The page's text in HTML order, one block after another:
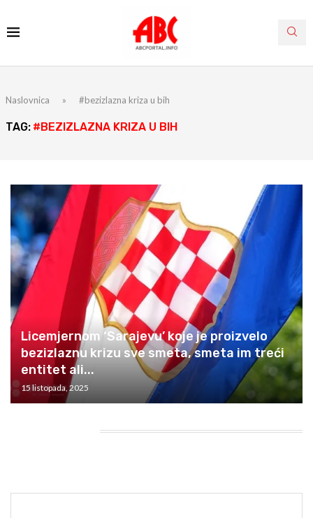
Naslovnica » #bezizlazna kriza u bih
TAG: #BEZIZLAZNA KRIZA U BIH
Licemjernom ‘Sarajevu’ koje je proizvelo
bezizlaznu krizu sve smeta, smeta im treći
entitet ali...
15 listopada, 2025